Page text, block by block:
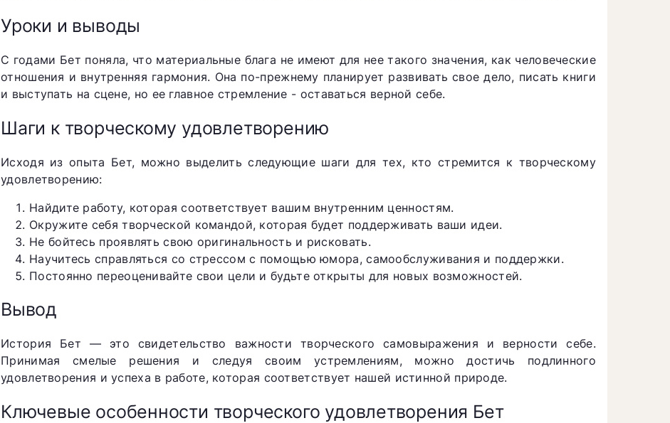
Уроки и выводы
С годами Бет поняла, что материальные блага не имеют для нее такого значения, как человеческие
отношения и внутренняя гармония. Она по-прежнему планирует развивать свое дело, писать книги
и выступать на сцене, но ее главное стремление - оставаться верной себе.
Шаги к творческому удовлетворению
Исходя из опыта Бет, можно выделить следующие шаги для тех, кто стремится к творческому
удовлетворению:
Найдите работу, которая соответствует вашим внутренним ценностям.
Окружите себя творческой командой, которая будет поддерживать ваши идеи.
Не бойтесь проявлять свою оригинальность и рисковать.
Научитесь справляться со стрессом с помощью юмора, самообслуживания и поддержки.
Постоянно переоценивайте свои цели и будьте открыты для новых возможностей.
Вывод
История Бет — это свидетельство важности творческого самовыражения и верности себе.
Принимая смелые решения и следуя своим устремлениям, можно достичь подлинного
удовлетворения и успеха в работе, которая соответствует нашей истинной природе.
Ключевые особенности творческого удовлетворения Бет